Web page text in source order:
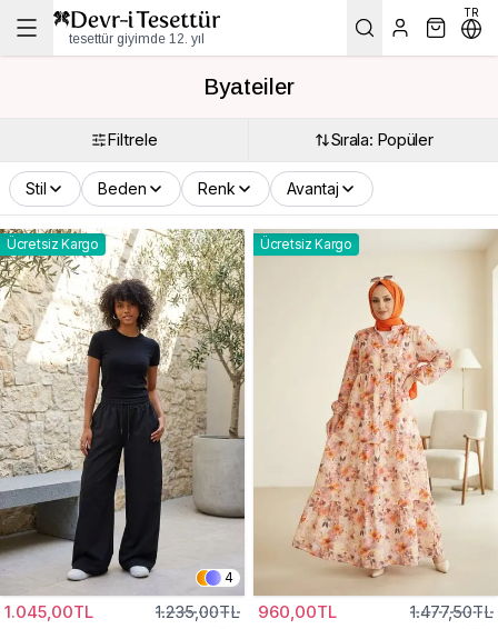
tesettür giyimde 12. yıl
TR
Byateiler
Filtrele Sırala: Popüler
Stil Beden Renk Avantaj
Ücretsiz Kargo
4
1.045,00TL 1.235,00TL
Ücretsiz Kargo
960,00TL 1.477,50TL